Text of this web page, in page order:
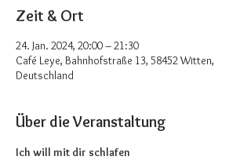
Zeit & Ort
24. Jan. 2024, 20:00 – 21:30
Café Leye, Bahnhofstraße 13, 58452 Witten,
Deutschland
Über die Veranstaltung
Ich will mit dir schlafen